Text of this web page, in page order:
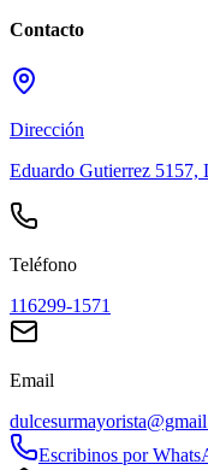
Contacto
Dirección
Eduardo Gutierrez 5157,
Teléfono
116299-1571
Email
Escribinos por